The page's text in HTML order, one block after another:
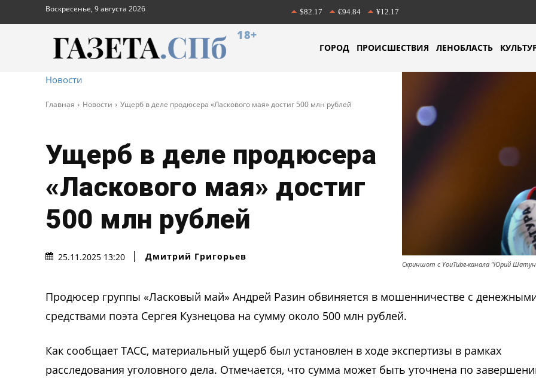
Воскресенье, 9 августа 2026 $82.17 €94.84 ¥12.17
18+
ГОРОД ПРОИСШЕСТВИЯ ЛЕНОБЛАСТЬ
Новости
Главная Новости Ущерб в деле продюсера «Ласкового мая» достиг 500 млн рублей
Ущерб в деле продюсера
«Ласкового мая» достиг
500 млн рублей
25.11.2025 13:20 Дмитрий Григорьев
Скриншот с YouTube-канала "Юрий
Продюсер группы «Ласковый май» Андрей Разин обвиняется в мошенничестве с
средствами поэта Сергея Кузнецова на сумму около 500 млн рублей.
Как сообщает ТАСС, материальный ущерб был установлен в ходе экспертизы в рамках
расследования уголовного дела. Отмечается, что сумма может быть уточнена по